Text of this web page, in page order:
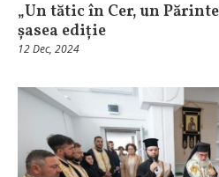
„Un tătic în Cer, un
șasea ediție
12 Dec, 2024